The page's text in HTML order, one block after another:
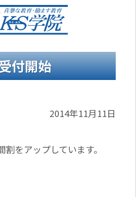
付開始
2014年11月11日
をアップしています。